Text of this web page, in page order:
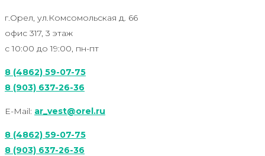
г.Орел, ул.Комсомольская д. 66
офис 317, 3 этаж
с 10:00 до 19:00, пн-пт
8 (4862) 59-07-75
8 (903) 637-26-36
E-Mail: ar_vest@orel.ru
8 (4862) 59-07-75
8 (903) 637-26-36